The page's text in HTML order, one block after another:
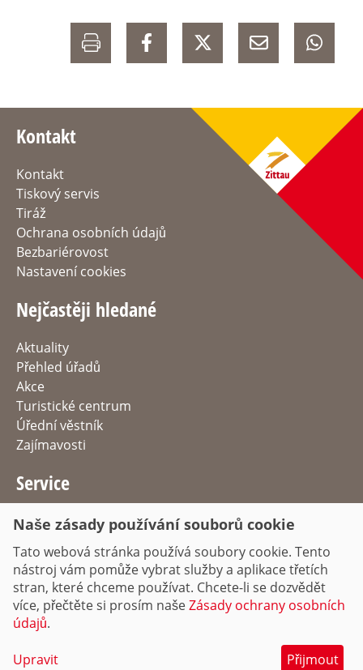
Kontakt
Kontakt
Tiskový servis
Tiráž
Ochrana osobních údajů
Bezbariérovost
Nastavení cookies
Nejčastěji hledané
Aktuality
Přehled úřadů
Akce
Turistické centrum
Úřední věstník
Zajímavosti
Service
Služby
Příjezd & Parkování
Dopravní informace
Naše zásady používání souborů cookie
Tato webová stránka používá soubory cookie. Tento
nástroj vám pomůže vybrat služby a aplikace třetích
stran, které chceme používat. Chcete-li se dozvědět
více, přečtěte si prosím našeZásady ochrany osobních
údajů.
Upravit Přijmout